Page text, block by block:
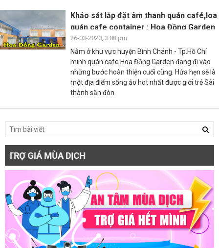
Khảo sát lắp đặt âm thanh quán café,loa
quán cafe container : Hoa Đồng Garden
26-03-2020, 3:08 pm
Nằm ở khu vực huyện Bình Chánh - Tp.Hồ Chí
minh quán cafe Hoa Đồng Garden đang đi vào
những bước hoàn thiện cuối cùng. Hứa hẹn sẽ là
một địa điểm sống ảo hot nhất được giới trẻ Sài
thành săn đón.
MÙA DỊCH